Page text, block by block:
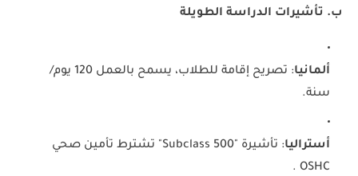
ب. تأشيرات الدراسة الطويلة
ألمانيا
: تصريح إقامة للطلاب، يسمح بالعمل 120 يوم/
سنة.
أستراليا
: تأشيرة "Subclass 500" تشترط تأمين صحي
OSHC .